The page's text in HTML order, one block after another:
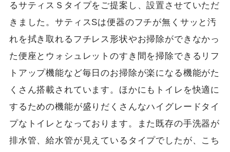
るサティスＳタイプをご提案し、設置させていただ
きました。サティスSは便器のフチが無くサッと汚
れを拭き取れるフチレス形状やお掃除ができなかっ
た便座とウォシュレットのすき間を掃除できるリフ
トアップ機能など毎日のお掃除が楽になる機能がた
くさん搭載されています。ほかにもトイレを快適に
するための機能が盛りだくさんなハイグレードタイ
プなトイレとなっております。また既存の手洗器が
排水管、給水管が見えているタイプでしたが、こち